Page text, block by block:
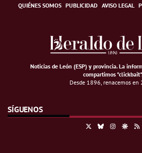
QUIÉNES SOMOS PUBLICIDAD AVISO LEGAL
Noticias de León (ESP) y provincia. La
compartimos
Desde 1896, renacemos en
SÍGUENOS
BlueskyInstagram